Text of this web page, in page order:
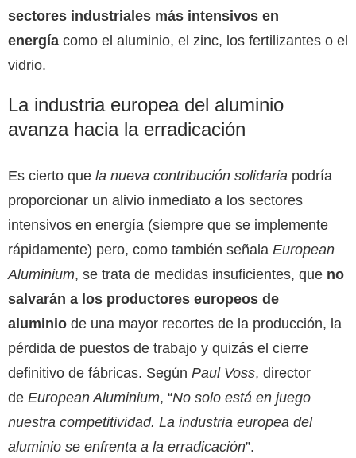
sectores industriales más intensivos en
energía como el aluminio, el zinc, los fertilizantes o el
vidrio.
La industria europea del aluminio
avanza hacia la erradicación
Es cierto que la nueva contribución solidaria podría
proporcionar un alivio inmediato a los sectores
intensivos en energía (siempre que se implemente
rápidamente) pero, como también señala European
Aluminium, se trata de medidas insuficientes, que no
salvarán a los productores europeos de
aluminio de una mayor recortes de la producción, la
pérdida de puestos de trabajo y quizás el cierre
definitivo de fábricas. Según Paul Voss, director
de European Aluminium, “No solo está en juego
nuestra competitividad. La industria europea del
aluminio se enfrenta a la erradicación”.